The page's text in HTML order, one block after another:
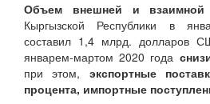
Объем внешней и взаимной
Кыргызской Республики в
составил 1,4 млрд. долларов
январем-мартом 2020 года
при этом, экспортные
процента, импортные